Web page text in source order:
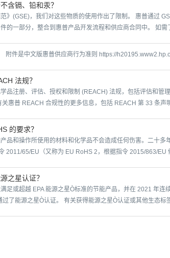
含镉、铅和汞？
》(GSE)，我们对这些物质的使用作出了限制。 惠普通过
的一部分，整合到惠普产品开发流程和供应商合同中。 如需
附件是中文版惠普供应商行为准则 https://
法规？
品注册、评估、授权和限制 (REACH) 法规，包括评估和
惠普 REACH 合规性的更多信息，包括 REACH 第 33 条声
的要求？
品和操作所使用的材料和化学品不会造成任何伤害。二十
2011/65/EU（又称为 EU RoHS 2，根据指令 2015/863/EU
之星认证？
足或超越 EPA 能源之星Ò标准的节能产品，并在 2021 年
了能源之星Ò认证。 有关获得能源之星Ò认证或其他生态标